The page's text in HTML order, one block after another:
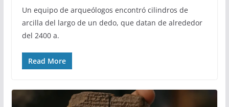
Un equipo de arqueólogos encontró cilindros de
arcilla del largo de un dedo, que datan de alrededor
del 2400 a.
Read More